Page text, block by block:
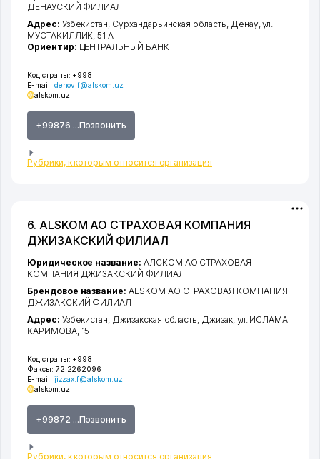
Код страны: +998
E-mail: denov.f@alskom.uz
alskom.uz
+99876 ...Позвонить
Рубрики, к которым относится организация
ДЕНАУСКИЙ ФИЛИАЛ
Адрес: Узбекистан, Сурхандарьинская область Денау,ул.
МУСТАКИЛЛИК , 51 А
Ориентир: ЦЕНТРАЛЬНЫЙ БАНК
6. ALSKOM АО СТРАХОВАЯ КОМПАНИЯ
ДЖИЗАКСКИЙ ФИЛИАЛ
Код страны: +998
Факсы: 72 2262096
E-mail: jizzax.f@alskom.uz
alskom.uz
+99872 ...Позвонить
Рубрики, к которым относится организация
Юридическое название: АЛСКОМ АО СТРАХОВАЯ
КОМПАНИЯ ДЖИЗАКСКИЙ ФИЛИАЛ
Брендовое название: ALSKOM АО СТРАХОВАЯ КОМПАНИЯ
ДЖИЗАКСКИЙ ФИЛИАЛ
Адрес: Узбекистан, Джизакская область, Джизак, ул. ИСЛАМА
КАРИМОВА, 15